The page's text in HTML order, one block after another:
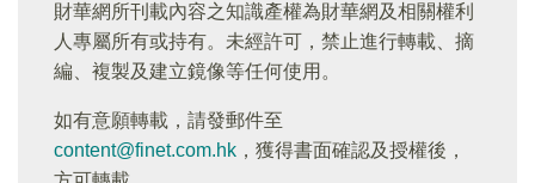
財華網所刊載內容之知識產權為財華網及相關權利
人專屬所有或持有。未經許可，禁止進行轉載、摘
編、複製及建立鏡像等任何使用。
如有意願轉載，請發郵件至
content@finet.com.hk ，獲得書面確認及授權後，